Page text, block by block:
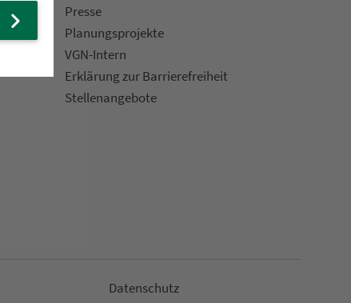
Presse
Pla­nungs­pro­jekte
VGN-Intern
Erklärung zur Bar­ri­e­re­frei­heit
Stellenan­ge­bote
Da­ten­schutz